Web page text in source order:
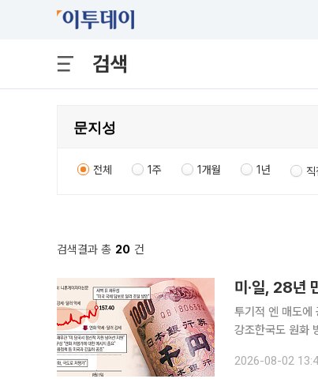
검색
전체 1주 1개월 1년 직
검색결과 총 20 건
미·일, 28년
투기적 엔 매도에
강조한국도 원화 방어…3국 공조 지속
가능성이 제기됐
2026-08-02